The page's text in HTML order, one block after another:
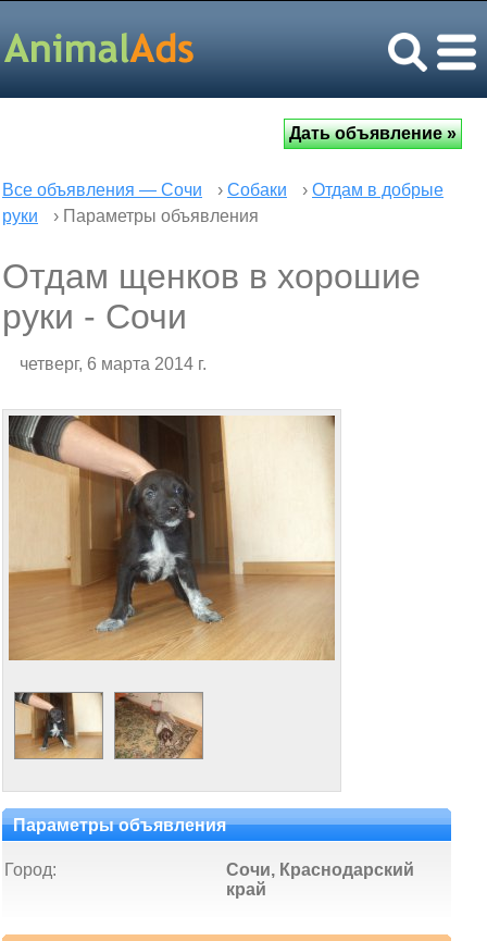
Все объявления — Сочи › Собаки › Отдам в добрые
руки
› Параметры объявления
Отдам щенков в хорошие
руки - Сочи
четверг, 6 марта 2014 г.
Параметры объявления
Город:
Сочи, Краснодарский
край